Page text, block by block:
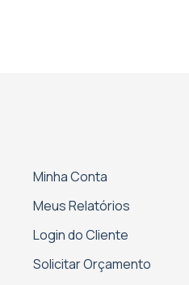
Minha Conta
Meus Relatórios
Login do Cliente
Solicitar Orçamento